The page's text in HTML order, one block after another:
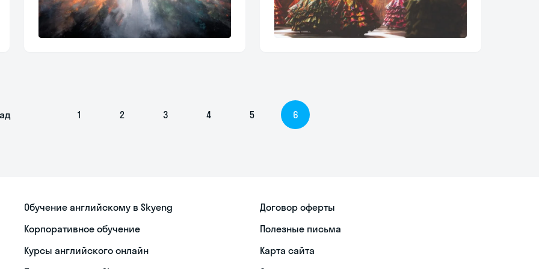
1 2 3 4 5 6
Обучение английскому в Skyeng
Корпоративное обучение
Курсы английского онлайн
Договор оферты
Полезные письма
Карта сайта